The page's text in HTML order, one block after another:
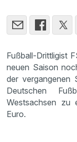
Fußball-Drittligist
neuen Saison
der vergangenen
Deutschen
Westsachsen zu
Euro.